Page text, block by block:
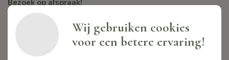
Bezoek op afspraak!
Hoofdweg-Noord 7H
2913 LB
Nieuwerkerk aan den IJssel
Nederland
Wij gebruiken cookies
voor een betere ervaring!